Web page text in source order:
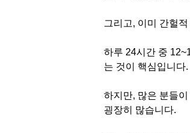
그리고, 이미 간헐
하루 24시간 중
는 것이 핵심입니다.
하지만, 많은 분들
굉장히 많습니다.